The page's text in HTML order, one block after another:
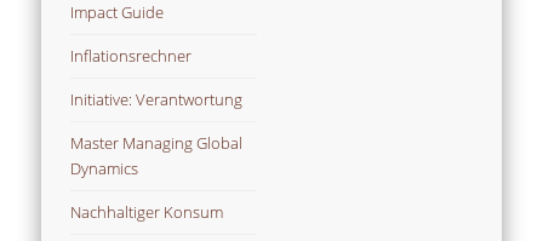
Impact Guide
Inflationsrechner
Initiative: Verantwortung
Master Managing Global
Dynamics
Nachhaltiger Konsum